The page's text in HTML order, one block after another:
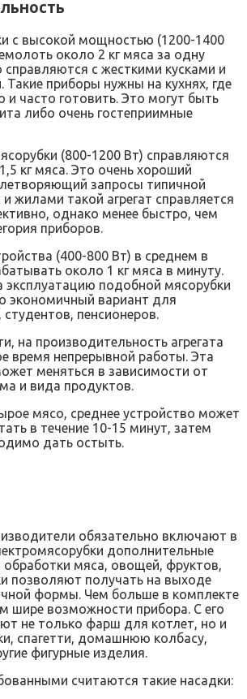
с высокой мощностью (1200-1400
около 2 кг мяса за одну
справляются с жесткими кусками и
приборы нужны на кухнях, где
и часто готовить. Это могут быть
либо очень гостеприимные
(800-1200 Вт) справляются
кг мяса. Это очень хороший
запросы типичной
жилами такой агрегат справляется
однако менее быстро, чем
приборов.
(400-800 Вт) в среднем в
около 1 кг мяса в минуту.
эксплуатацию подобной мясорубки
экономичный вариант для
пенсионеров.
на производительность агрегата
время непрерывной работы. Эта
меняться в зависимости от
и вида продуктов.
мясо, среднее устройство может
в течение 10-15 минут, затем
дать остыть.
обязательно включают в
дополнительные
мяса, овощей, фруктов,
позволяют получать на выходе
формы. Чем больше в комплекте
шире возможности прибора. С его
не только фарш для котлет, но и
спагетти, домашнюю колбасу,
фигурные изделия.
считаются такие насадки: